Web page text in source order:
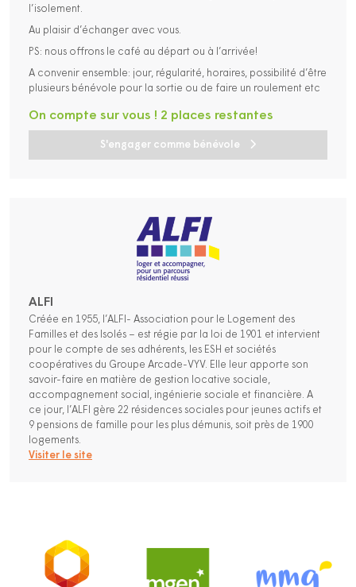
l’isolement.
Au plaisir d’échanger avec vous.
PS: nous offrons le café au départ ou à l’arrivée!
A convenir ensemble: jour, régularité, horaires, possibilité d’être
plusieurs bénévole pour la sortie ou de faire un roulement etc
S'engager comme bénévole
On compte sur vous ! 2 places restantes
ALFI
Créée en 1955, l’ALFI- Association pour le Logement des
Familles et des Isolés – est régie par la loi de 1901 et intervient
pour le compte de ses adhérents, les ESH et sociétés
coopératives du Groupe Arcade-VYV. Elle leur apporte son
savoir-faire en matière de gestion locative sociale,
accompagnement social, ingénierie sociale et financière. A
ce jour, l’ALFI gère 22 résidences sociales pour jeunes actifs et
9 pensions de famille pour les plus démunis, soit près de 1900
logements.
Visiter le site